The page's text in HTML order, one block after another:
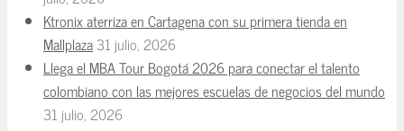
Ktronix aterriza en Cartagena con su primera tienda en
Mallplaza31 julio, 2026
Llega el MBA Tour Bogotá 2026 para conectar el talento
colombiano con las mejores escuelas de negocios del mundo
31 julio, 2026